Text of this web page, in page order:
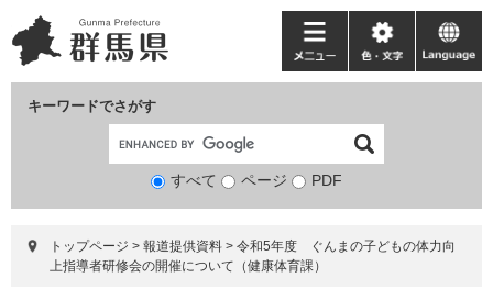
ー
ジ
ニ
ュ
て
キーワードでさがす
検
象
すべて ページ PDF
メ
ニ
ー
色・
文
language
トップページ > 報道提供資料 > 令和5年度 ぐんまの子どもの体力向
上指導者研修会の開催について（健康体育課）